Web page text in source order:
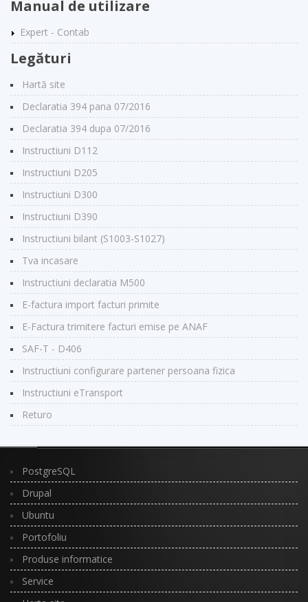
Manual de utilizare
Expert - Contab
Legături
Hartă site
Declaratia 394 pana 07/2016
Declaratia 394 dupa 07/2016
Instructiuni D112
Instructiuni D205
Instructiuni D300
Instructiuni D390
Instructiuni bilant (S1003-S1027)
Tva incasare
Instructiuni declaratia M500
E-factura import facturi primite
E-Factura trimitere facturi emise pe ANAF
SAF-T - D406
Instructiuni configurare partener persoana fizica
Instructiuni eTransport
Returo
PostgreSQL
Drupal
Ubuntu
Portofoliu
Produse informatice
Service